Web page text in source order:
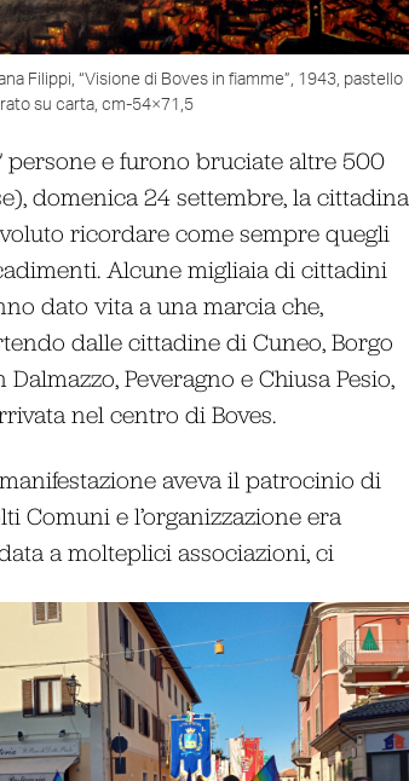
Filippi, “Visione di Boves in fiamme”, 1943, pastello
su carta, cm-54×71,5
persone e furono bruciate altre 500
domenica 24 settembre, la cittadina
ricordare come sempre quegli
Alcune migliaia di cittadini
dato vita a una marcia che,
dalle cittadine di Cuneo, Borgo
Dalmazzo, Peveragno e Chiusa Pesio,
nel centro di Boves.
aveva il patrocinio di
Comuni e l’organizzazione era
a molteplici associazioni, ci